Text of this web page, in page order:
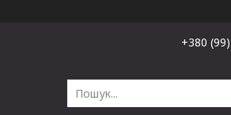
+380